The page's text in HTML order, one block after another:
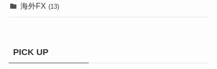
海外FX (13)
PICK UP